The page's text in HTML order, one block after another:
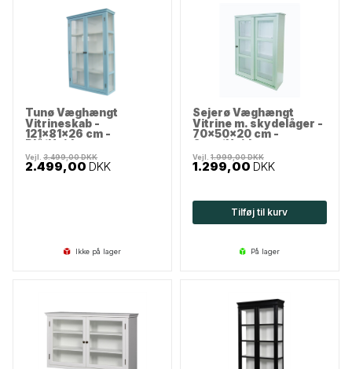
Tunø Væghængt
Vitrineskab -
121x81x26 cm -
Blå/Hvid
2.499,00 DKK
Vejl.3.499,00DKK
Ikke på lager
Sejerø Væghængt
Vitrine m. skydelåger -
70x50x20 cm -
Grøn/Hvid
1.299,00 DKK
Vejl. 1.999,00DKK
Tilføj til kurv
på lager